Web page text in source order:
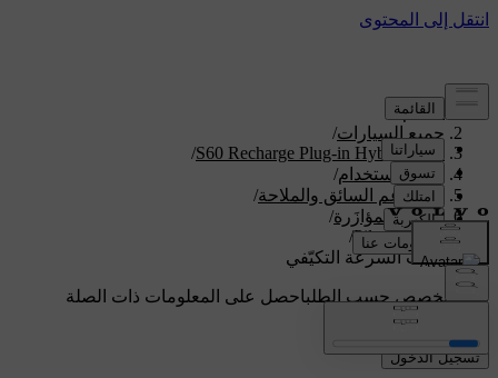
الدعم/
جميع السيارات/
S60 Recharge Plug-in Hybrid 2024
/
دليل الاستخدام/
نظم دعم السائق والملاحة/
القيادة المؤازَرة/
Pilot Assist
/
مثبّت السرعة التكيّفي
دعم مخصص حسب الطلباحصل على المعلومات ذات الصلة
بسيارتك الخاصة.
تسجيل الدخول